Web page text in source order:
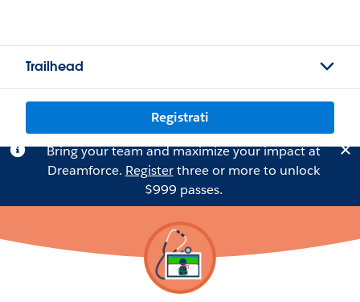
Trailhead
Registrati
Bring your team and maximize your impact at
Dreamforce. Registerthree or more to unlock
$999 passes.